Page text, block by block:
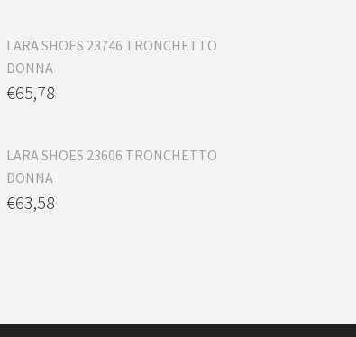
LARA SHOES 23746 TRONCHETTO
DONNA
€65,78
LARA SHOES 23606 TRONCHETTO
DONNA
€63,58